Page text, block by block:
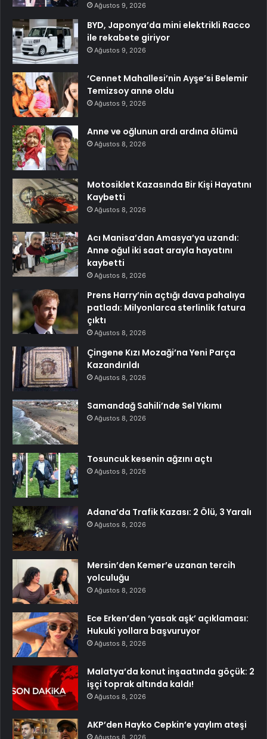
Ağustos 9, 2026
BYD, Japonya’da mini elektrikli Racco
ile rekabete giriyor
Ağustos 9, 2026
‘Cennet Mahallesi’nin Ayşe’si Belemir
Temizsoy anne oldu
Ağustos 9, 2026
Anne ve oğlunun ardı ardına ölümü
Ağustos 8, 2026
Motosiklet Kazasında Bir Kişi Hayatını
Kaybetti
Ağustos 8, 2026
Acı Manisa’dan Amasya’ya uzandı:
Anne oğul iki saat arayla hayatını
kaybetti
Ağustos 8, 2026
Prens Harry’nin açtığı dava pahalıya
patladı: Milyonlarca sterlinlik fatura
çıktı
Ağustos 8, 2026
Çingene Kızı Mozaği’na Yeni Parça
Kazandırıldı
Ağustos 8, 2026
Samandağ Sahili’nde Sel Yıkımı
Ağustos 8, 2026
Tosuncuk kesenin ağzını açtı
Ağustos 8, 2026
Adana’da Trafik Kazası: 2 Ölü, 3 Yaralı
Ağustos 8, 2026
Mersin’den Kemer’e uzanan tercih
yolculuğu
Ağustos 8, 2026
Ece Erken’den ‘yasak aşk’ açıklaması:
Hukuki yollara başvuruyor
Ağustos 8, 2026
Malatya’da konut inşaatında göçük: 2
işçi toprak altında kaldı!
Ağustos 8, 2026
AKP’den Hayko Cepkin’e yaylım ateşi